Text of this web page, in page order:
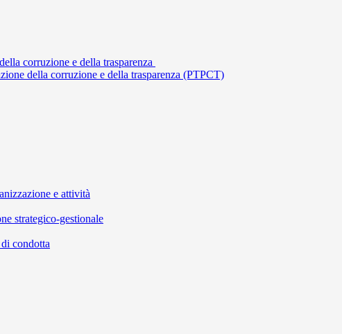
corruzione e della trasparenza
della corruzione e della trasparenza (PTPCT)
e attività
strategico-gestionale
condotta